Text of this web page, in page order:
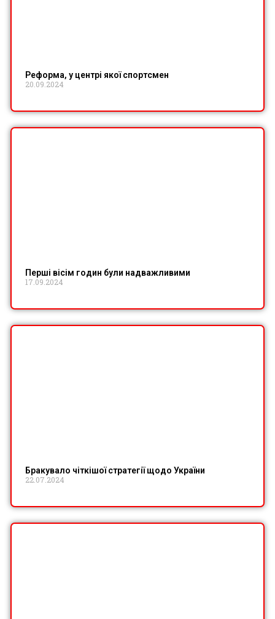
Реформа, у центрі якої спортсмен
20.09.2024
Перші вісім годин були надважливими
17.09.2024
Бракувало чіткішої стратегії щодо України
22.07.2024